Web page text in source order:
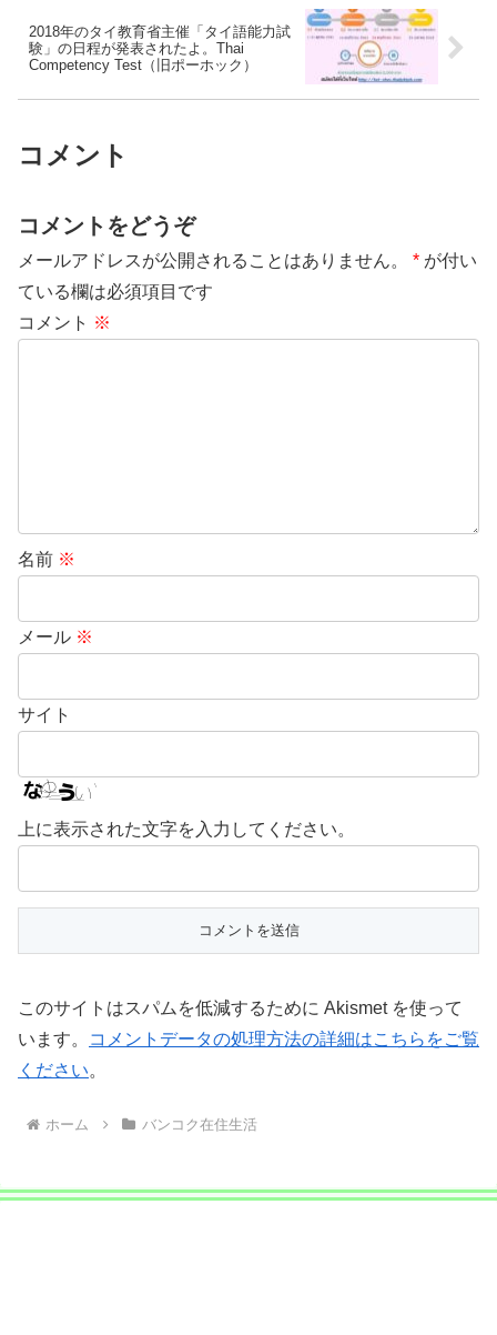
2018年のタイ教育省主催「タイ語能力試
験」の日程が発表されたよ。Thai
Competency Test（旧ポーホック）
コメント
コメントをどうぞ
メールアドレスが公開されることはありません。 * が付い
ている欄は必須項目です
コメント ※
名前 ※
メール ※
サイト
上に表示された文字を入力してください。
このサイトはスパムを低減するために Akismet を使って
います。
コメントデータの処理方法の詳細はこちらをご覧
ください。
ホーム バンコク在住生活